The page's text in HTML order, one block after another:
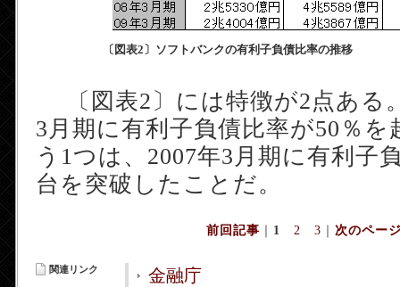
〔図表2〕ソフトバンクの有利子負債比率の推移
〔図表2〕には特徴が2点ある
3月期に有利子負債比率が50％
う1つは、2007年3月期に有利子
台を突破したことだ。
前回記事 ｜ 1 2 3 ｜ 次のペー
関連リンク
金融庁